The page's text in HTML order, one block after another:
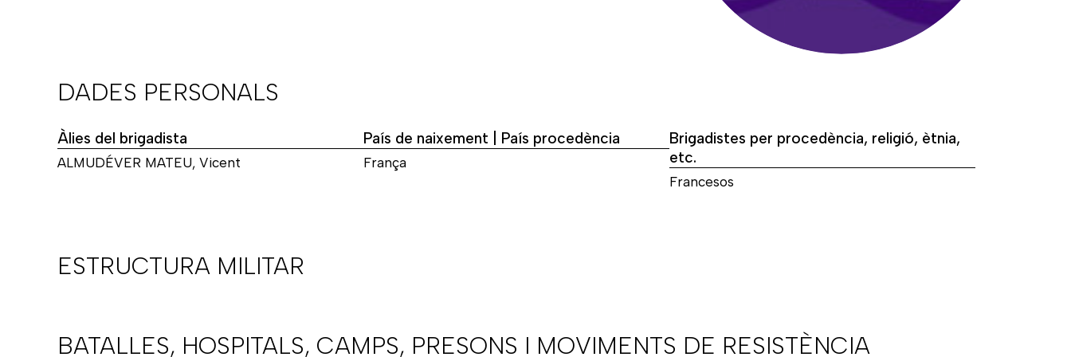
DADES PERSONALS
Àlies del brigadista
ALMUDÉVER MATEU, Vicent
País de naixement | País procedència
França
Brigadistes per procedència, religió, ètnia,
etc.
Francesos
ESTRUCTURA MILITAR
BATALLES, HOSPITALS, CAMPS, PRESONS I MOVIMENTS DE RESISTÈNCIA